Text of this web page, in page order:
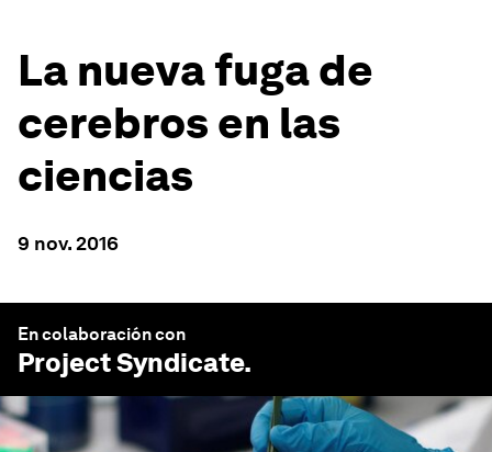
La nueva fuga de
cerebros en las
ciencias
9 nov. 2016
En colaboración con
Project Syndicate.